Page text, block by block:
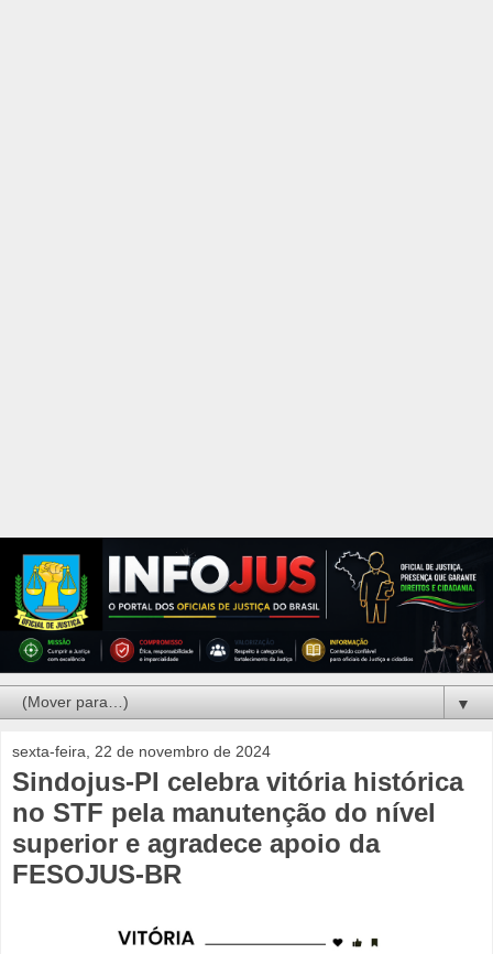
▼
sexta-feira, 22 de novembro de 2024
Sindojus-PI celebra vitória histórica
no STF pela manutenção do nível
superior e agradece apoio da
FESOJUS-BR